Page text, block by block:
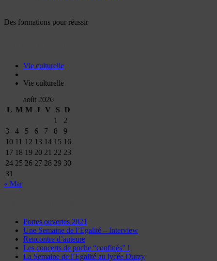
Des formations pour réussir
Vie culturelle
Vie culturelle
août 2026
L M M J V S D
1
2
3
4 5 6 7 8
9
10 11 12 13 14 15 16
17 18 19 20 21 22 23
24 25 26 27 28 29 30
31
« Mar
Portes ouvertes 2021
Une Semaine de l’Egalité – Interview
Rencontre d’auteure
Les concerts de poche “confinés” !
La Semaine de l’Egalité au lycée Durzy